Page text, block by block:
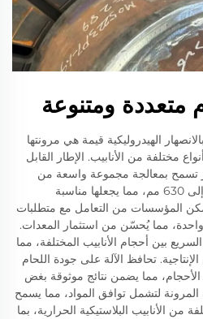
متعددة ومتنوعة
الهيدروليكية قيمة هي مرونتها
مختلفة من الأنابيب. الإطار القابل
تسمح بمعالجة مجموعة واسعة من
أقطار الأنابيب، عادةً من 63 مم إلى 630 مم، مما يجعلها مناسبة
المؤسسات من التعامل مع متطلبات
واحدة، مما يُحسّن من استثمار المعدات.
السريع بين أحجام الأنابيب المختلفة، مما
تحافظ الآلة على جودة اللحام
مما يضمن نتائج موثوقة بغض
المرونة لتشمل توافق المواد، مما يسمح
من الأنابيب البلاستيكية الحرارية، بما